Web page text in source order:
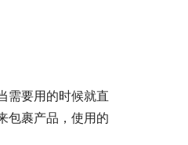
需要用的时候就直
包裹产品，使用的